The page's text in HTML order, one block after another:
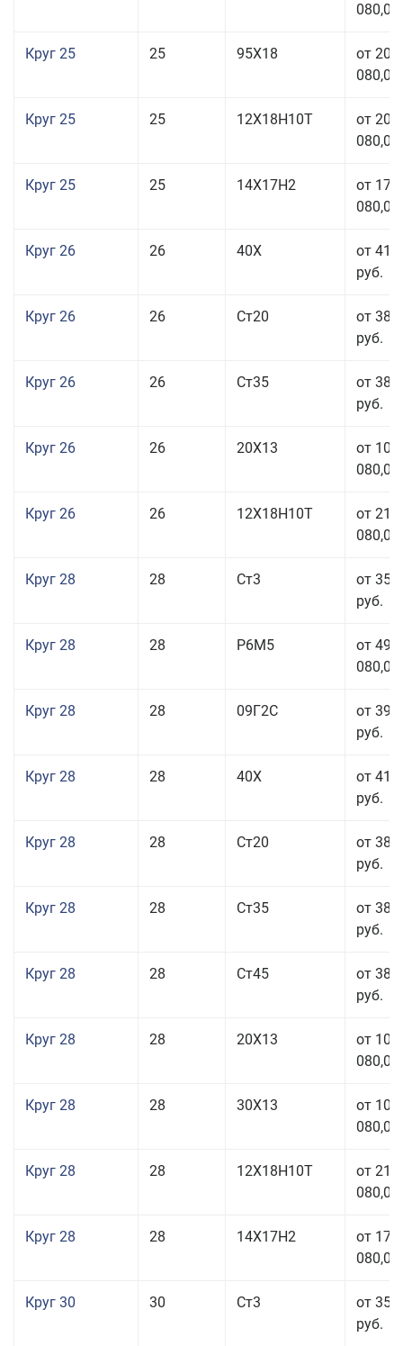
080,00
Круг 25 25 95Х18
от 208
080,00
Круг 25 25 12Х18Н10Т
от 208
080,00
Круг 25 25 14Х17Н2
от 179
080,00
Круг 26 26 40Х
от 41
руб.
Круг 26 26 Ст20
от 38
руб.
Круг 26 26 Ст35
от 38
руб.
Круг 26 26 20Х13
от 103
080,00
Круг 26 26 12Х18Н10Т
от 210
080,00
Круг 28 28 Ст3
от 35
руб.
Круг 28 28 Р6М5
от 499
080,00
Круг 28 28 09Г2С
от 39
руб.
Круг 28 28 40Х
от 41
руб.
Круг 28 28 Ст20
от 38
руб.
Круг 28 28 Ст35
от 38
руб.
Круг 28 28 Ст45
от 38
руб.
Круг 28 28 20Х13
от 103
080,00
Круг 28 28 30Х13
от 103
080,00
Круг 28 28 12Х18Н10Т
от 210
080,00
Круг 28 28 14Х17Н2
от 179
080,00
Круг 30 30 Ст3
от 35
руб.